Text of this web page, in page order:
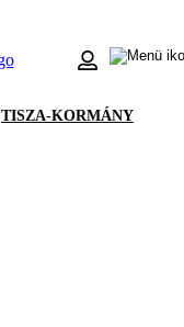
TISZA-KORMÁNY